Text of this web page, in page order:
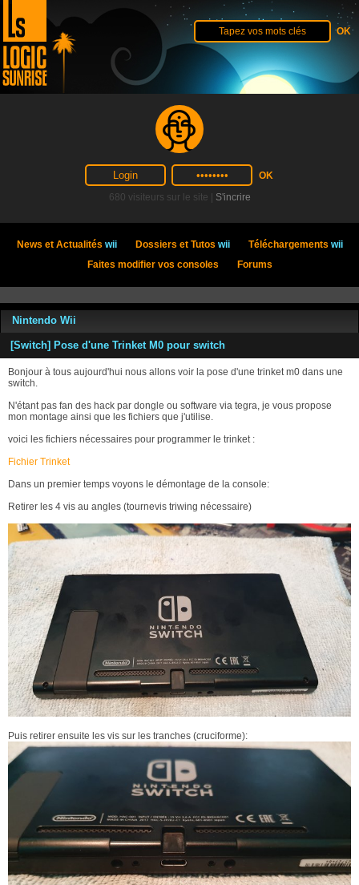
680 visiteurs sur le site | S'incrire
News et Actualités wii Dossiers et Tutos wii Téléchargements wii
Faites modifier vos consoles
Forums
Nintendo Wii
[Switch] Pose d'une Trinket M0 pour switch
Bonjour à tous aujourd'hui nous allons voir la pose d'une trinket m0 dans une
switch.
N'étant pas fan des hack par dongle ou software via tegra, je vous propose
mon montage ainsi que les fichiers que j'utilise.
voici les fichiers nécessaires pour programmer le trinket :
Fichier Trinket
Dans un premier temps voyons le démontage de la console:
Retirer les 4 vis au angles (tournevis triwing nécessaire)
Puis retirer ensuite les vis sur les tranches (cruciforme):